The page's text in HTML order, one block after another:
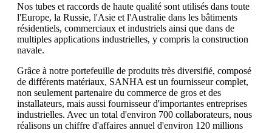
Nos tubes et raccords de haute qualité sont utilisés dans toute
l'Europe, la Russie, l'Asie et l'Australie dans les bâtiments
résidentiels, commerciaux et industriels ainsi que dans de
multiples applications industrielles, y compris la construction
navale.
Grâce à notre portefeuille de produits très diversifié, composé
de différents matériaux, SANHA est un fournisseur complet,
non seulement partenaire du commerce de gros et des
installateurs, mais aussi fournisseur d'importantes entreprises
industrielles. Avec un total d'environ 700 collaborateurs, nous
réalisons un chiffre d'affaires annuel d'environ 120 millions